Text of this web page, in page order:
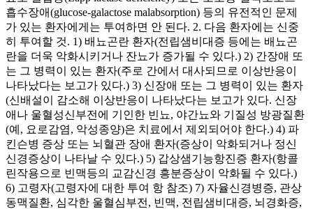
흡수장애(glucose-galactose malabsorption) 등의 유전적인 문제
가 있는 환자에게는 투여하면 안 된다. 2. 다음 환자에는 신중
히 투여할 것. 1) 배뇨곤란 환자(전립샘비대증 등에는 배뇨곤
란을 더욱 악화시키거나 잔뇨가 증가될 수 있다.) 2) 간장애 또
는 그 병력이 있는 환자(주로 간에서 대사되므로 이상반응이
나타났다는 보고가 있다.) 3) 신장애 또는 그 병력이 있는 환자
(신배설이 감소해 이상반응이 나타났다는 보고가 있다. 신장
애나 울혈성신부전에 기인한 빈뇨, 야간뇨와 기질성 방광질환
(예, 요로감염, 악성종양)은 치료에서 제외되어야 한다.) 4) 파
킨슨병 증상 또는 뇌혈관 장애 환자(증상이 악화되거나 정신
신경증상이 나타날 수 있다.) 5) 갑상샘기능항진증 환자(항콜
린작용으로 빈맥등의 교감신경 흥분증상이 악화될 수 있다.)
6) 고령자(고령자에 대한 투여 항 참조) 7) 자율신경병증, 관상
동맥질환, 심각한 울혈심부전, 빈맥, 전립샘비대증, 뇌경화증,